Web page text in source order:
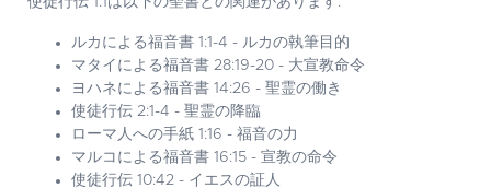
ルカによる福音書 1:1-4 - ルカの執筆目的
マタイによる福音書 28:19-20 - 大宣教命令
ヨハネによる福音書 14:26 - 聖霊の働き
使徒行伝 2:1-4 - 聖霊の降臨
ローマ人への手紙 1:16 - 福音の力
マルコによる福音書 16:15 - 宣教の命令
使徒行伝 10:42 - イエスの証人